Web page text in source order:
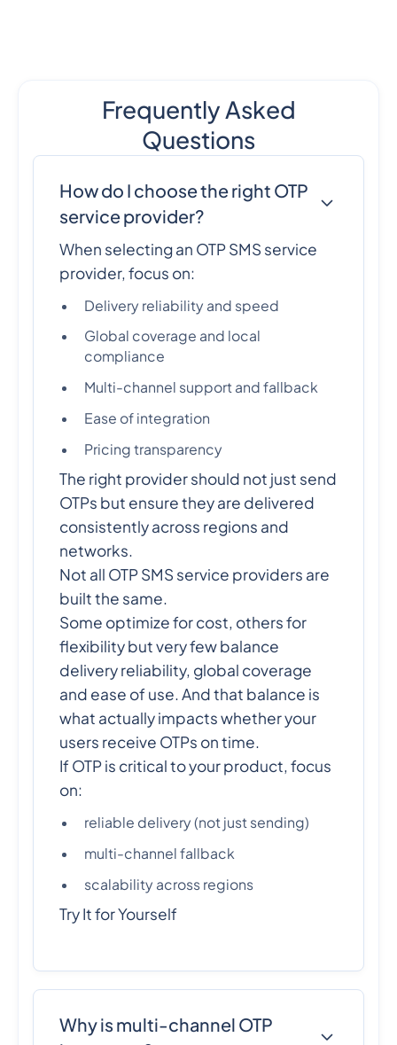
Frequently Asked
Questions
How do I choose the right OTP
service provider?
When selecting an OTP SMS service
provider, focus on:
Delivery reliability and speed
Global coverage and local
compliance
Multi-channel support and fallback
Ease of integration
Pricing transparency
The right provider should not just send
OTPs but ensure they are delivered
consistently across regions and
networks.
Not all OTP SMS service providers are
built the same.
Some optimize for cost, others for
flexibility but very few balance
delivery reliability, global coverage
and ease of use. And that balance is
what actually impacts whether your
users receive OTPs on time.
If OTP is critical to your product, focus
on:
reliable delivery (not just sending)
multi-channel fallback
scalability across regions
Try It for Yourself
Why is multi-channel OTP